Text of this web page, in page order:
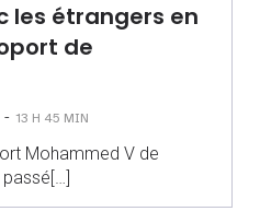
les étrangers en
de
- 13 H 45 MIN
Mohammed V de